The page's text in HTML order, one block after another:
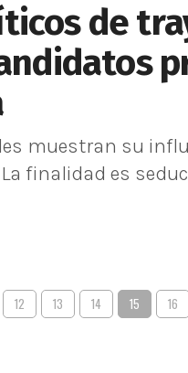
de
muestran su
finalidad es
12 13 14 15 16